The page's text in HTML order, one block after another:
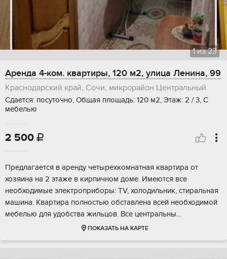
1из23
Аренда 4-ком. квартиры, 120 м2, улица Ленина, 99
Краснодарский край, Сочи, микрорайон Центральный
Сдается: посуточно, Общая площадь: 120 м2, Этаж: 2 / 3, С
мебелью
2 500 
Предлагается в аренду четырехкомнатная квартира от
хозяина на 2 этаже в кирпичном доме. Имеются все
необходимые электроприборы: TV, холодильник, стиральная
машина. Квартира полностью обставлена всей необходимой
мебелью для удобства жильцов. Все центральны...
ПОКАЗАТЬ НА КАРТЕ